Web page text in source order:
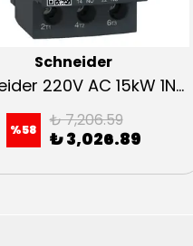
Schneider
Schneider 220V AC 15kW 1NA+1NK Kontaktör
%58 ₺ 7,206.59
₺ 3,026.89